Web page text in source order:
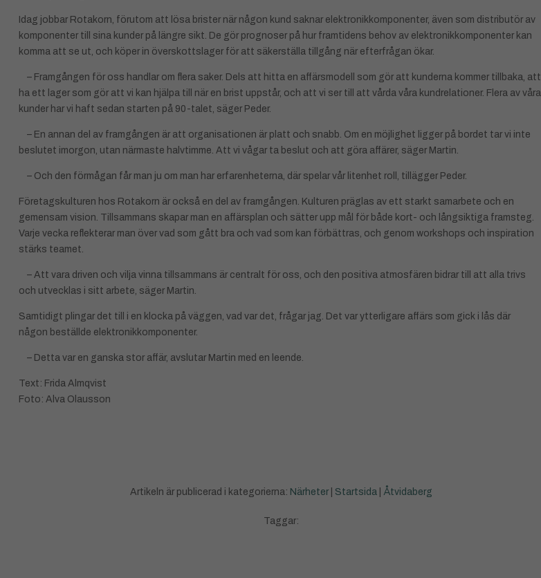
Idag jobbar Rotakorn, förutom att lösa brister när någon kund saknar elektronikkomponenter, även som distributör av
komponenter till sina kunder på längre sikt. De gör prognoser på hur framtidens behov av elektronikkomponenter kan
komma att se ut, och köper in överskottslager för att säkerställa tillgång när efterfrågan ökar.
– Framgången för oss handlar om flera saker. Dels att hitta en affärsmodell som gör att kunderna kommer tillbaka, att
ha ett lager som gör att vi kan hjälpa till när en brist uppstår, och att vi ser till att vårda våra kundrelationer. Flera av våra
kunder har vi haft sedan starten på 90-talet, säger Peder.
– En annan del av framgången är att organisationen är platt och snabb. Om en möjlighet ligger på bordet tar vi inte
beslutet imorgon, utan närmaste halvtimme. Att vi vågar ta beslut och att göra affärer, säger Martin.
– Och den förmågan får man ju om man har erfarenheterna, där spelar vår litenhet roll, tillägger Peder.
Företagskulturen hos Rotakorn är också en del av framgången. Kulturen präglas av ett starkt samarbete och en
gemensam vision. Tillsammans skapar man en affärsplan och sätter upp mål för både kort- och långsiktiga framsteg.
Varje vecka reflekterar man över vad som gått bra och vad som kan förbättras, och genom workshops och inspiration
stärks teamet.
– Att vara driven och vilja vinna tillsammans är centralt för oss, och den positiva atmosfären bidrar till att alla trivs
och utvecklas i sitt arbete, säger Martin.
Samtidigt plingar det till i en klocka på väggen, vad var det, frågar jag. Det var ytterligare affärs som gick i lås där
någon beställde elektronikkomponenter.
– Detta var en ganska stor affär, avslutar Martin med en leende.
Text: Frida Almqvist
Foto: Alva Olausson
Artikeln är publicerad i kategorierna: Närheter| Startsida| Åtvidaberg
Taggar: